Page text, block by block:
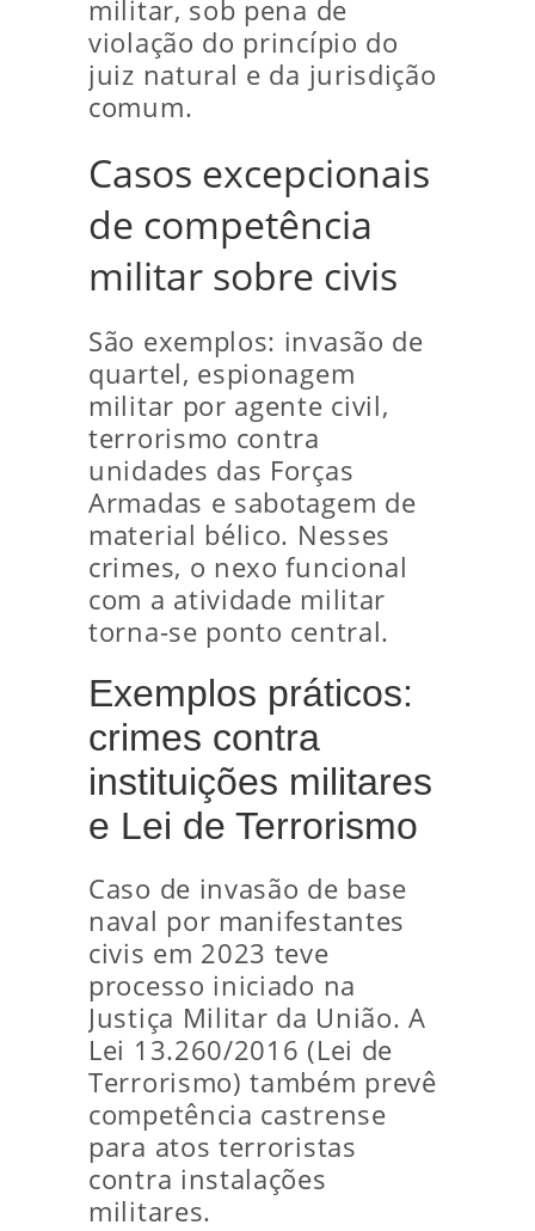
militar, sob pena de
violação do princípio do
juiz natural e da jurisdição
comum.
Casos excepcionais
de competência
militar sobre civis
São exemplos: invasão de
quartel, espionagem
militar por agente civil,
terrorismo contra
unidades das Forças
Armadas e sabotagem de
material bélico. Nesses
crimes, o nexo funcional
com a atividade militar
torna-se ponto central.
Exemplos práticos:
crimes contra
instituições militares
e Lei de Terrorismo
Caso de invasão de base
naval por manifestantes
civis em 2023 teve
processo iniciado na
Justiça Militar da União. A
Lei 13.260/2016 (Lei de
Terrorismo) também prevê
competência castrense
para atos terroristas
contra instalações
militares.